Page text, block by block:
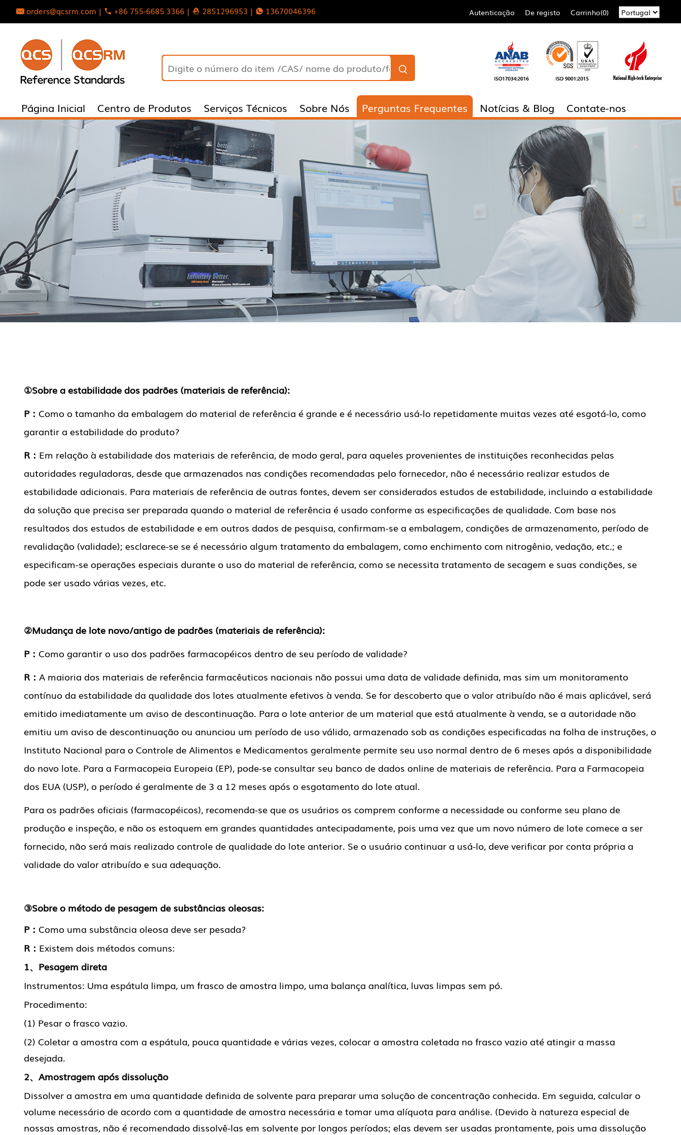
orders@qcsrm.com | +86 755-6685 3366 | 2851296953 | 13670046396 Autenticação De registo Carrinho(0)
Página Inicial Centro de Produtos Serviços Técnicos Sobre Nós Perguntas Frequentes Notícias & Blog Contate-nos
①Sobre a estabilidade dos padrões (materiais de referência):
P： Como o tamanho da embalagem do material de referência é grande e é necessário usá-lo repetidamente muitas vezes até esgotá-lo, como
garantir a estabilidade do produto?
R： Em relação à estabilidade dos materiais de referência, de modo geral, para aqueles provenientes de instituições reconhecidas pelas
autoridades reguladoras, desde que armazenados nas condições recomendadas pelo fornecedor, não é necessário realizar estudos de
estabilidade adicionais. Para materiais de referência de outras fontes, devem ser considerados estudos de estabilidade, incluindo a estabilidade
da solução que precisa ser preparada quando o material de referência é usado conforme as especificações de qualidade. Com base nos
resultados dos estudos de estabilidade e em outros dados de pesquisa, confirmam-se a embalagem, condições de armazenamento, período de
revalidação (validade); esclarece-se se é necessário algum tratamento da embalagem, como enchimento com nitrogênio, vedação, etc.; e
especificam-se operações especiais durante o uso do material de referência, como se necessita tratamento de secagem e suas condições, se
pode ser usado várias vezes, etc.
②Mudança de lote novo/antigo de padrões (materiais de referência):
P： Como garantir o uso dos padrões farmacopéicos dentro de seu período de validade?
R： A maioria dos materiais de referência farmacêuticos nacionais não possui uma data de validade definida, mas sim um monitoramento
contínuo da estabilidade da qualidade dos lotes atualmente efetivos à venda. Se for descoberto que o valor atribuído não é mais aplicável, será
emitido imediatamente um aviso de descontinuação. Para o lote anterior de um material que está atualmente à venda, se a autoridade não
emitiu um aviso de descontinuação ou anunciou um período de uso válido, armazenado sob as condições especificadas na folha de instruções, o
Instituto Nacional para o Controle de Alimentos e Medicamentos geralmente permite seu uso normal dentro de 6 meses após a disponibilidade
do novo lote. Para a Farmacopeia Europeia (EP), pode-se consultar seu banco de dados online de materiais de referência. Para a Farmacopeia
dos EUA (USP), o período é geralmente de 3 a 12 meses após o esgotamento do lote atual.
Para os padrões oficiais (farmacopéicos), recomenda-se que os usuários os comprem conforme a necessidade ou conforme seu plano de
produção e inspeção, e não os estoquem em grandes quantidades antecipadamente, pois uma vez que um novo número de lote comece a ser
fornecido, não será mais realizado controle de qualidade do lote anterior. Se o usuário continuar a usá-lo, deve verificar por conta própria a
validade do valor atribuído e sua adequação.
③Sobre o método de pesagem de substâncias oleosas:
P： Como uma substância oleosa deve ser pesada?
R： Existem dois métodos comuns:
1、Pesagem direta
Instrumentos: Uma espátula limpa, um frasco de amostra limpo, uma balança analítica, luvas limpas sem pó.
Procedimento:
(1) Pesar o frasco vazio.
(2) Coletar a amostra com a espátula, pouca quantidade e várias vezes, colocar a amostra coletada no frasco vazio até atingir a massa
desejada.
2、Amostragem após dissolução
Dissolver a amostra em uma quantidade definida de solvente para preparar uma solução de concentração conhecida. Em seguida, calcular o
volume necessário de acordo com a quantidade de amostra necessária e tomar uma alíquota para análise. (Devido à natureza especial de
nossas amostras, não é recomendado dissolvê-las em solvente por longos períodos; elas devem ser usadas prontamente, pois uma dissolução